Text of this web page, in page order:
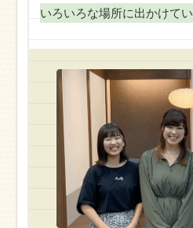
いろいろな場所に出かけてい